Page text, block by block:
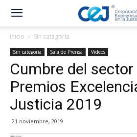
Inicio Sin categoría
Sin categoría Sala de Prensa Videos
Cumbre del
Premios
Justicia 2019
21 noviembre, 2019